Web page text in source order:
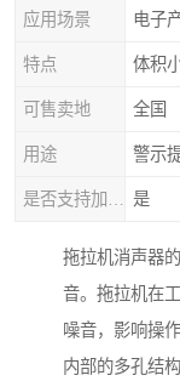
应用场景 电子
特点 体积
可售卖地 全国
用途 警示
是
拖拉机消声器
音。拖拉机在
噪音，影响操
内部的多孔结